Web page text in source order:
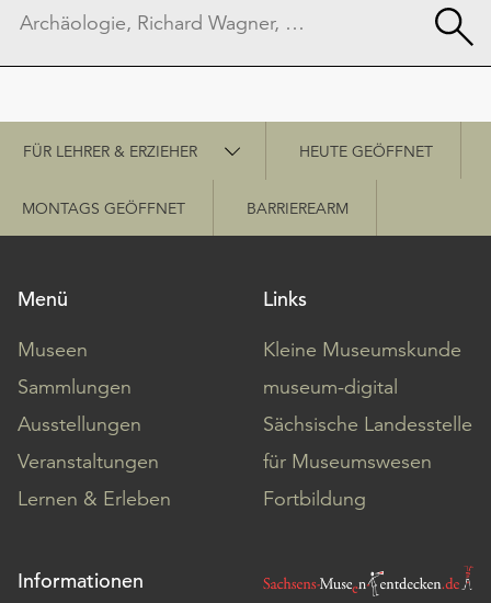
Schnellzugriff
FÜR LEHRER & ERZIEHER HEUTE GEÖFFNET
MONTAGS GEÖFFNET BARRIEREARM
Menü
Museen
Sammlungen
Ausstellungen
Veranstaltungen
Lernen & Erleben
Links
Kleine Museumskunde
museum-digital
Sächsische Landesstelle
für Museumswesen
Fortbildung
Informationen